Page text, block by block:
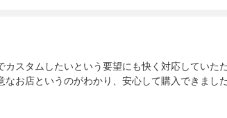
カスタムしたいという要望にも快く対応していた
お店というのがわかり、安心して購入できまし